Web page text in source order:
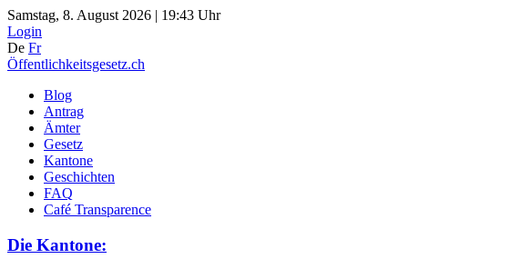
Samstag, 8. August 2026 | 19:43 Uhr
Login
De Fr
Öffentlichkeitsgesetz.ch
Blog
Antrag
Ämter
Gesetz
Kantone
Geschichten
FAQ
Café Transparence
Die Kantone: